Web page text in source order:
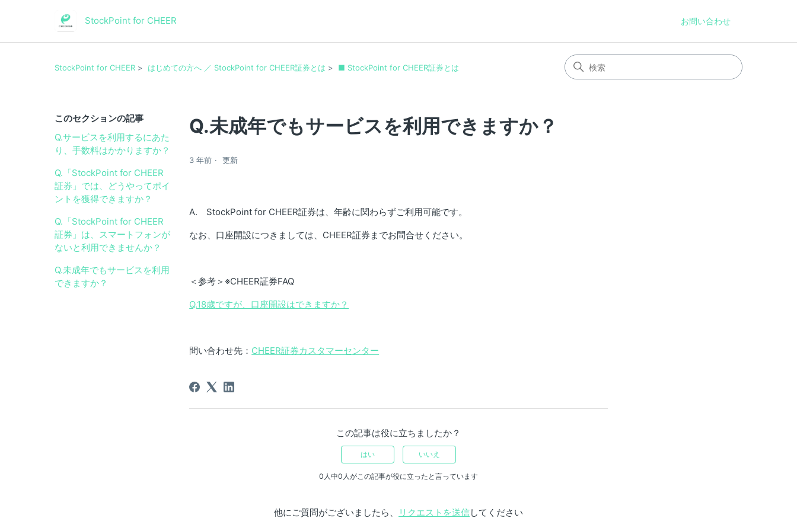
StockPoint for CHEER お問い合わせ
StockPoint for CHEER はじめての方へ ／ StockPoint for CHEER証券とは ■ StockPoint for CHEER証券とは
このセクションの記事
Q.サービスを利用するにあた
り、手数料はかかりますか？
Q.「StockPoint for CHEER
証券」では、どうやってポイ
ントを獲得できますか？
Q.「StockPoint for CHEER
証券」は、スマートフォンが
ないと利用できませんか？
Q.未成年でもサービスを利用
できますか？
Q.未成年でもサービスを利用できますか？
3 年前 更新
A. StockPoint for CHEER証券は、年齢に関わらずご利用可能です。
なお、口座開設につきましては、CHEER証券までお問合せください。
＜参考＞※CHEER証券FAQ
Q.18歳ですが、口座開設はできますか？
問い合わせ先： CHEER証券カスタマーセンター
この記事は役に立ちましたか？
はい いいえ
0人中0人がこの記事が役に立ったと言っています
他にご質問がございましたら、 リクエストを送信してください